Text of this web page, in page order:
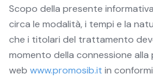
Scopo della presente
circa le modalità, i tempi e la
che i titolari del trattamento
momento della connessione alla
web www.promosib.it in